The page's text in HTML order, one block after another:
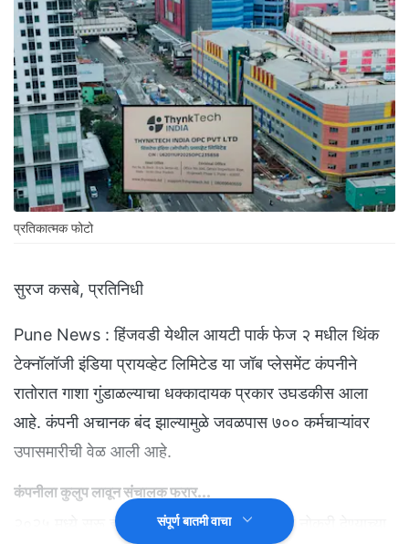
प्रतिकात्मक फोटो
सुरज कसबे, प्रतिनिधी
Pune News : हिंजवडी येथील आयटी पार्क फेज २ मधील थिंक
टेक्नॉलॉजी इंडिया प्रायव्हेट लिमिटेड या जॉब प्लेसमेंट कंपनीने
रातोरात गाशा गुंडाळल्याचा धक्कादायक प्रकार उघडकीस आला
आहे. कंपनी अचानक बंद झाल्यामुळे जवळपास ७०० कर्मचाऱ्यांवर
उपासमारीची वेळ आली आहे.
कंपनीला कुलुप लावून संचालक फरार...
२०२५ मध्ये सुरू झालेल्या या जॉब प्लेसमेंट कंपनीने नोकरी देण्याच्या
संपूर्ण बातमी वाचा